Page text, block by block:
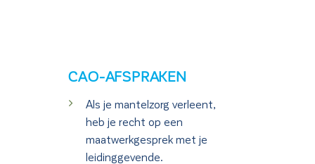
CAO-AFSPRAKEN
Als je mantelzorg verleent,
heb je recht op een
maatwerkgesprek met je
leidinggevende.